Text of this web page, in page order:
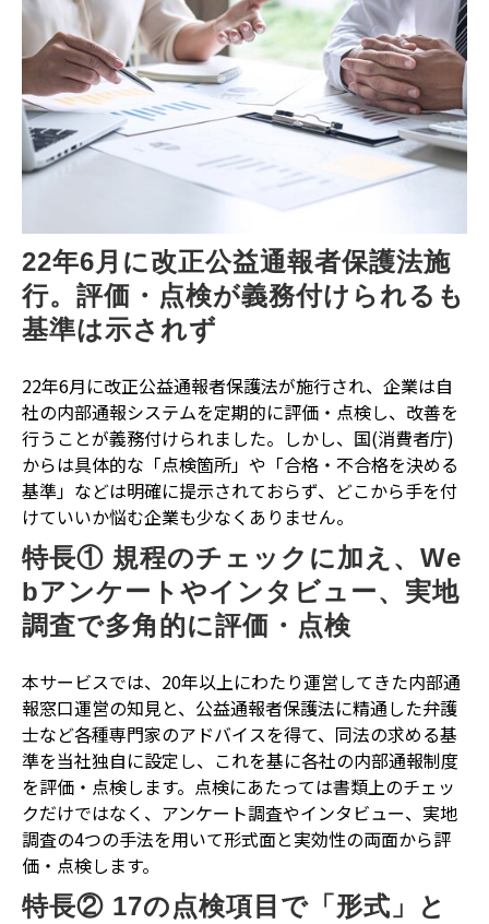
22年6月に改正公益通報者保護法施
行。評価・点検が義務付けられるも
基準は示されず
22年6月に改正公益通報者保護法が施行され、企業は自
社の内部通報システムを定期的に評価・点検し、改善を
行うことが義務付けられました。しかし、国(消費者庁)
からは具体的な「点検箇所」や「合格・不合格を決める
基準」などは明確に提示されておらず、どこから手を付
けていいか悩む企業も少なくありません。
特長① 規程のチェックに加え、We
bアンケートやインタビュー、実地
調査で多角的に評価・点検
本サービスでは、20年以上にわたり運営してきた内部通
報窓口運営の知見と、公益通報者保護法に精通した弁護
士など各種専門家のアドバイスを得て、同法の求める基
準を当社独自に設定し、これを基に各社の内部通報制度
を評価・点検します。点検にあたっては書類上のチェッ
クだけではなく、アンケート調査やインタビュー、実地
調査の4つの手法を用いて形式面と実効性の両面から評
価・点検します。
特長② 17の点検項目で「形式」と